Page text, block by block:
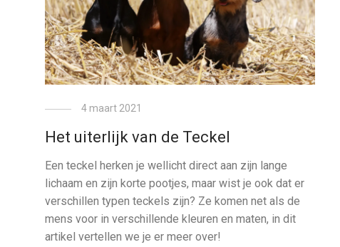
4 maart 2021
Het uiterlijk van de Teckel
Een teckel herken je wellicht direct aan zijn lange
lichaam en zijn korte pootjes, maar wist je ook dat er
verschillen typen teckels zijn? Ze komen net als de
mens voor in verschillende kleuren en maten, in dit
artikel vertellen we je er meer over!